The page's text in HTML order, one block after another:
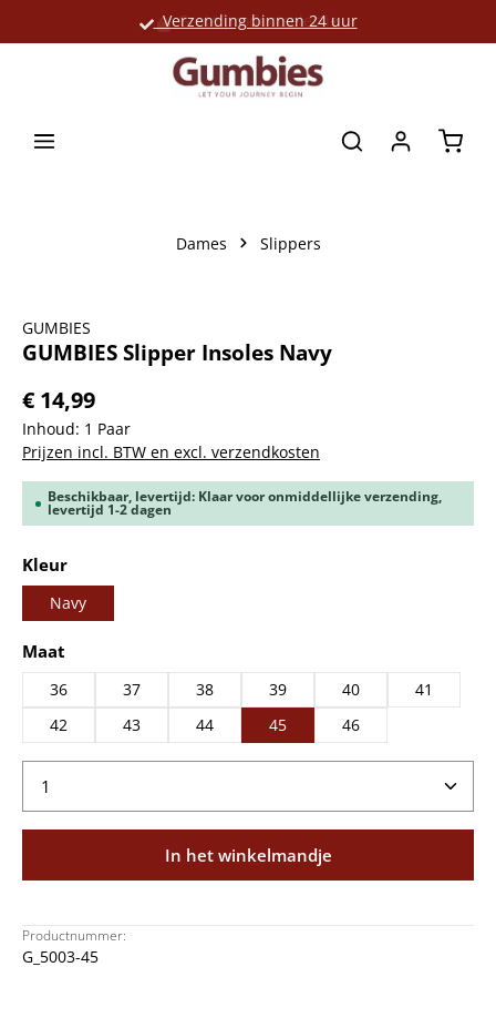
Verzending binnen 24 uur
Grote productselectie
Dames Slippers
GUMBIES
GUMBIES Slipper Insoles Navy
€ 14,99
Inhoud: 1 Paar
Prijzen incl. BTW en excl. verzendkosten
Beschikbaar, levertijd: Klaar voor onmiddellijke verzending,
levertijd 1-2 dagen
Selecteer
Kleur
Navy
Selecteer
Maat
36 37 38 39 40
41
42
43 44 45 46
Producthoeveelheid: Voer de gewenste
In het winkelmandje
Productnummer:
G_5003-45